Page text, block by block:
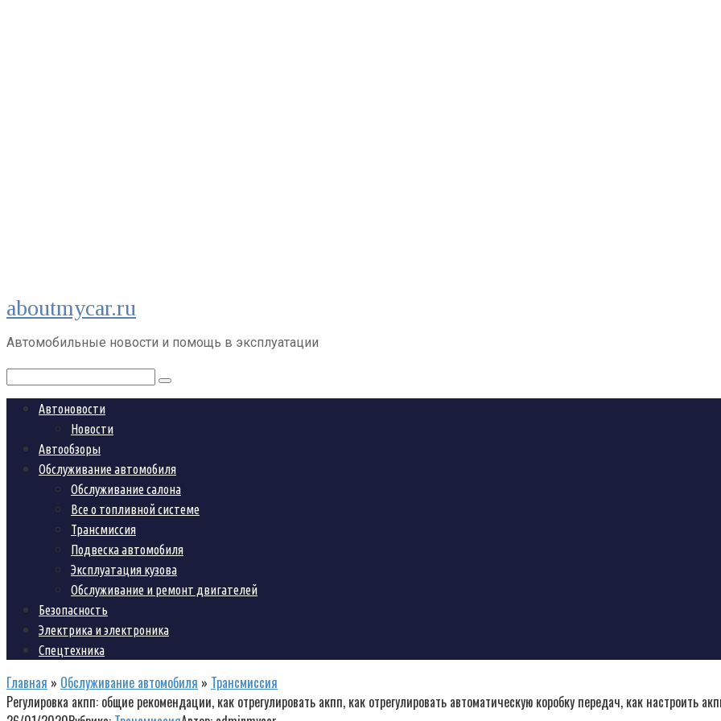
Перейти
к
контенту
aboutmycar.ru
Автомобильные новости и помощь в эксплуатации
Поиск:
Автоновости
Новости
Автообзоры
Обслуживание автомобиля
Обслуживание салона
Все о топливной системе
Трансмиссия
Подвеска автомобиля
Эксплуатация кузова
Обслуживание и ремонт двигателей
Безопасность
Электрика и электроника
Спецтехника
Главная » Обслуживание автомобиля » Трансмиссия
Регулировка акпп: общие рекомендации, как отрегулировать акпп, как отрегулировать автоматическую коробку передач, как настроить